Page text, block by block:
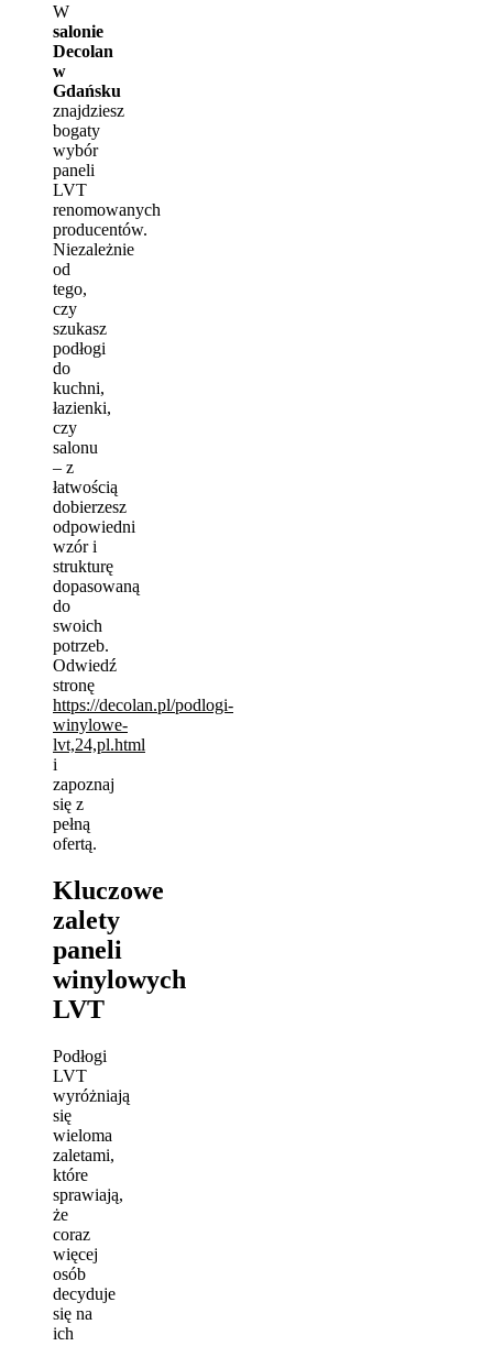
W
salonie
Decolan
w
Gdańsku
znajdziesz
bogaty
wybór
paneli
LVT
renomowanych
producentów.
Niezależnie
od
tego,
czy
szukasz
podłogi
do
kuchni,
łazienki,
czy
salonu
– z
łatwością
dobierzesz
odpowiedni
wzór i
strukturę
dopasowaną
do
swoich
potrzeb.
Odwiedź
stronę
https://decolan.pl/podlogi-
winylowe-
lvt,24,pl.html
i
zapoznaj
się z
pełną
ofertą.
Kluczowe
zalety
paneli
winylowych
LVT
Podłogi
LVT
wyróżniają
się
wieloma
zaletami,
które
sprawiają,
że
coraz
więcej
osób
decyduje
się na
ich